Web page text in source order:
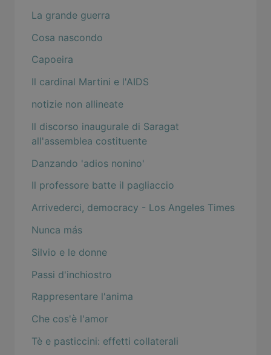
La grande guerra
Cosa nascondo
Capoeira
Il cardinal Martini e l'AIDS
notizie non allineate
Il discorso inaugurale di Saragat
all'assemblea costituente
Danzando 'adios nonino'
Il professore batte il pagliaccio
Arrivederci, democracy - Los Angeles Times
Nunca más
Silvio e le donne
Passi d'inchiostro
Rappresentare l'anima
Che cos'è l'amor
Tè e pasticcini: effetti collaterali